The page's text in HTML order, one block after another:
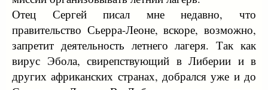
Отец Сергей писал мне недавно, что
правительство Сьерра-Леоне, вскоре, возможно,
запретит деятельность летнего лагеря. Так как
вирус Эбола, свирепствующий в Либерии и в
других африканских странах, добрался уже и до